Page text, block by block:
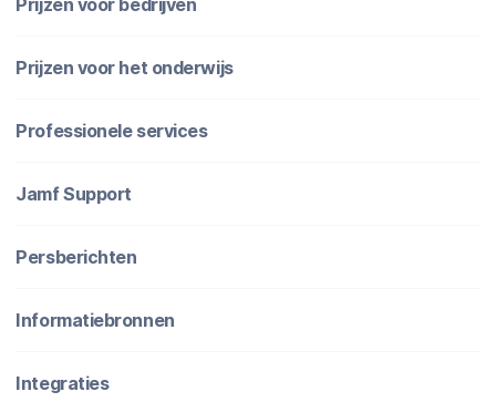
Prijzen voor het onderwijs
Professionele services
Jamf Support
Persberichten
Informatiebronnen
Integraties